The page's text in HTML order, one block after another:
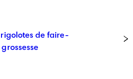
rigolotes de faire-